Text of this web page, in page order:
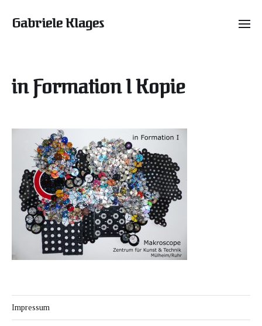
Gabriele Klages
in Formation I Kopie
Impressum